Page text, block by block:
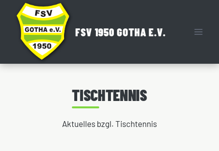
Inhalt
springen
FSV 1950 GOTHA E.V.
TISCHTENNIS
Aktuelles bzgl. Tischtennis